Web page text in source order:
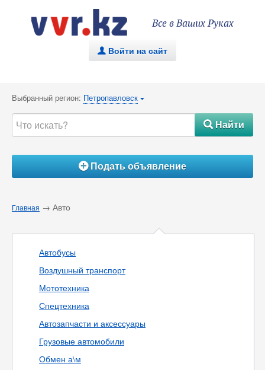
Все в Ваших Руках
. Войти на сайт
Выбранный регион: Петропавловск {
#Найти
ÁПодать объявление
Главная → Авто
Автобусы
Воздушный транспорт
Мототехника
Спецтехника
Автозапчасти и аксессуары
Грузовые автомобили
Обмен а\м